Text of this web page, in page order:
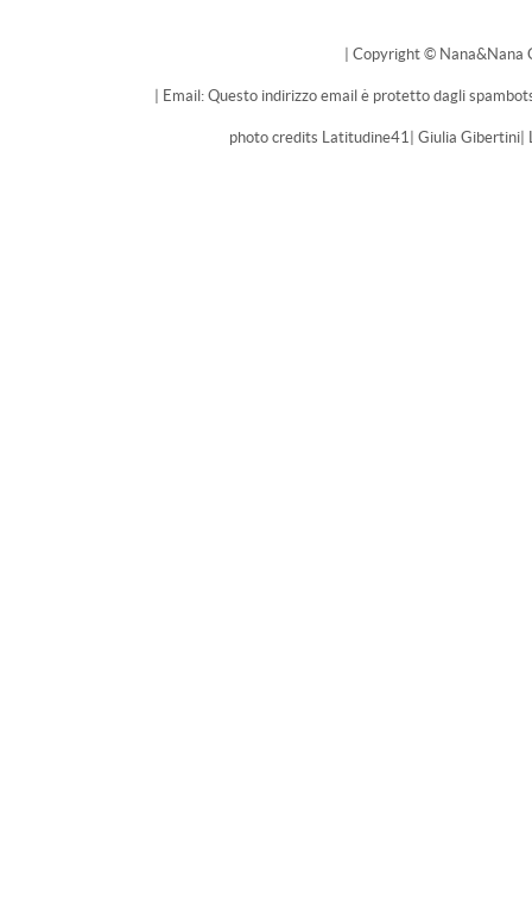
| Copyright © Nana&Nana
| Email: Questo indirizzo email è protetto dagli
photo credits Latitudine41| Giulia Gibertini|